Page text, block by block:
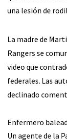
una lesión de
La madre de
Rangers se
video que
federales. Las
declinado
Enfermero
Un agente de la